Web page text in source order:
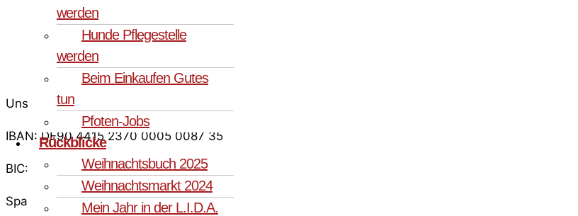
werden
Hunde Pflegestelle
werden
Beim Einkaufen Gutes
tun
Pfoten-Jobs
Rückblicke
Weihnachtsbuch 2025
Weihnachtsmarkt 2024
Mein Jahr in der L.I.D.A.
Unser Spendenkonto
IBAN: DE90 4415 2370 0005 0087 35
BIC: WELADED1LUN
Sparkasse an der Lippe